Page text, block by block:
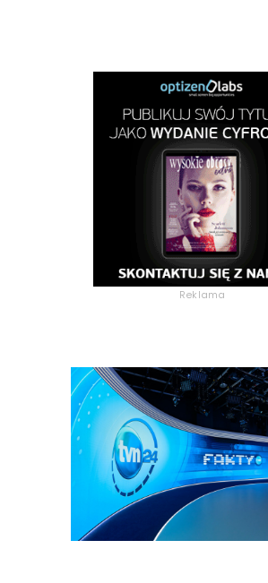
Reklama